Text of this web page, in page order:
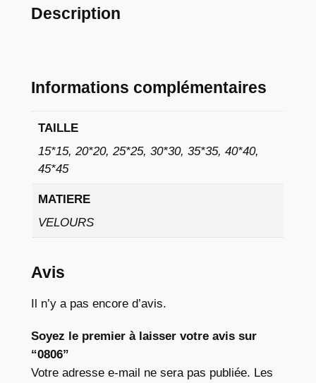
2
Description
Informations complémentaires
TAILLE
15*15, 20*20, 25*25, 30*30, 35*35, 40*40,
45*45
MATIERE
VELOURS
Avis
Il n’y a pas encore d’avis.
Soyez le premier à laisser votre avis sur
“0806”
Votre adresse e-mail ne sera pas publiée. Les